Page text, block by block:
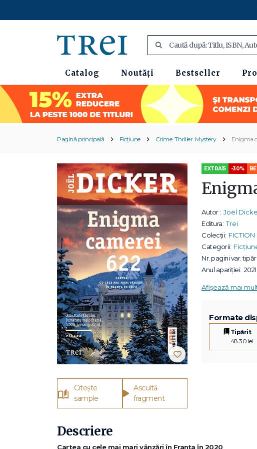
Catalog Noutăți Bestseller
Pagină principală Ficțiune Crime. Thriller. Mystery Enigma
Citește
sample
Ascultă
fragment
EXTRA15 -30%
Autor : Joël
Editura: Trei
Colecții:
Categorii:
Nr. pagini var.
Anul apariției: 2021
Afișează mai
Formate
Tipărit
48.30 lei
Descriere
Cartea cu cele mai mari vânzări în Franța în 2020